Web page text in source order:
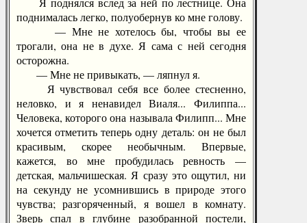
поднималась легко, полуобернув ко мне голову.
— Мне не хотелось бы, чтобы вы ее
трогали, она не в духе. Я сама с ней сегодня
осторожна.
— Мне не привыкать, — ляпнул я.
Я чувствовал себя все более стесненно,
неловко, и я ненавидел Виаля... Филиппа...
Человека, которого она называла Филипп... Мне
хочется отметить теперь одну деталь: он не был
красивым, скорее необычным. Впервые,
кажется, во мне пробудилась ревность —
детская, мальчишеская. Я сразу это ощутил, ни
на секунду не усомнившись в природе этого
чувства; разгоряченный, я вошел в комнату.
Зверь спал в глубине разобранной постели,